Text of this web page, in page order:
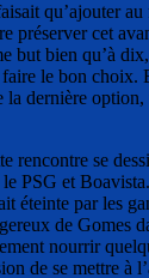
qu’ajouter
préserver cet
but bien qu’à
le bon choix.
la dernière
rencontre se
PSG et
éteinte par les
de Gomes
nourrir
de se mettre à